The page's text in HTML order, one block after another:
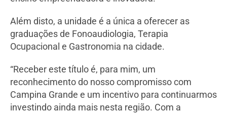
Além disto, a unidade é a única a oferecer as
graduações de Fonoaudiologia, Terapia
Ocupacional e Gastronomia na cidade.
“Receber este título é, para mim, um
reconhecimento do nosso compromisso com
Campina Grande e um incentivo para continuarmos
investindo ainda mais nesta região. Com a